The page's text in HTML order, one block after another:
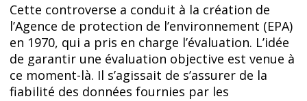
Cette controverse a conduit à la création de
l’Agence de protection de l’environnement (EPA)
en 1970, qui a pris en charge l’évaluation. L’idée
de garantir une évaluation objective est venue à
ce moment-là. Il s’agissait de s’assurer de la
fiabilité des données fournies par les